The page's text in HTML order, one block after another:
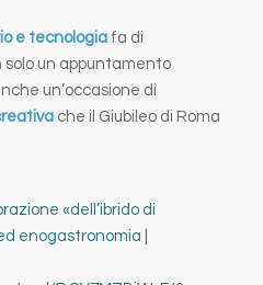
e tecnologiafa di
solo un appuntamento
un’occasione di
che il Giubileo di Roma
«dell’ibrido di
enogastronomia |